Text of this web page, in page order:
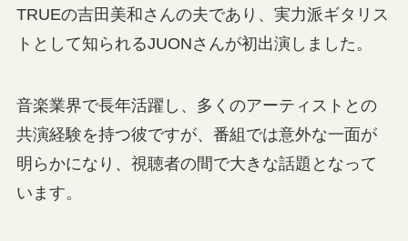
TRUEの吉田美和さんの夫であり、実力派ギタリス
トとして知られるJUONさんが初出演しました。
音楽業界で長年活躍し、多くのアーティストとの
共演経験を持つ彼ですが、番組では意外な一面が
明らかになり、視聴者の間で大きな話題となって
います。